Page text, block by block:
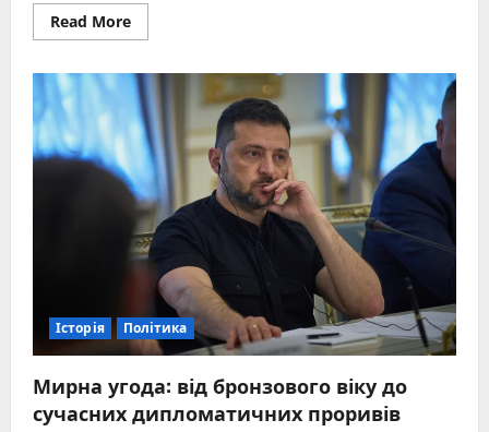
Read MoreRead
more
Комаров
—
перший
космонавт,
який
загинув
під
час
космічного
польоту
Історія Політика
Мирна угода: від бронзового віку до
сучасних дипломатичних проривів